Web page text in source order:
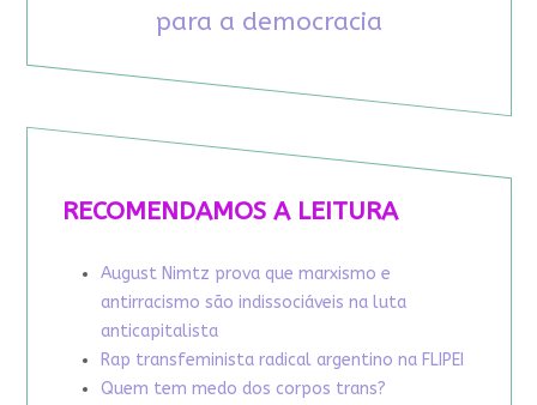
para a democracia
RECOMENDAMOS A LEITURA
August Nimtz prova que marxismo e
antirracismo são indissociáveis na luta
anticapitalista
Rap transfeminista radical argentino na FLIPEI
Quem tem medo dos corpos trans?